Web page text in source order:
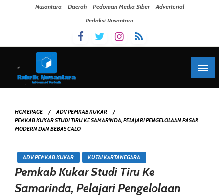
Nusantara Daerah Pedoman Media Siber
Advertorial
Redaksi Nusantara
HOMEPAGE
ADV PEMKAB KUKAR
PEMKAB KUKAR STUDI TIRU KE SAMARINDA, PELAJARI PENGELOLAAN PASAR
MODERN DAN BEBAS CALO
ADV PEMKAB KUKAR KUTAI KARTANEGARA
Pemkab Kukar Studi Tiru Ke
Samarinda, Pelajari Pengelolaan